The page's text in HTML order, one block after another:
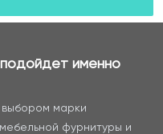
именно
марки
фурнитуры и